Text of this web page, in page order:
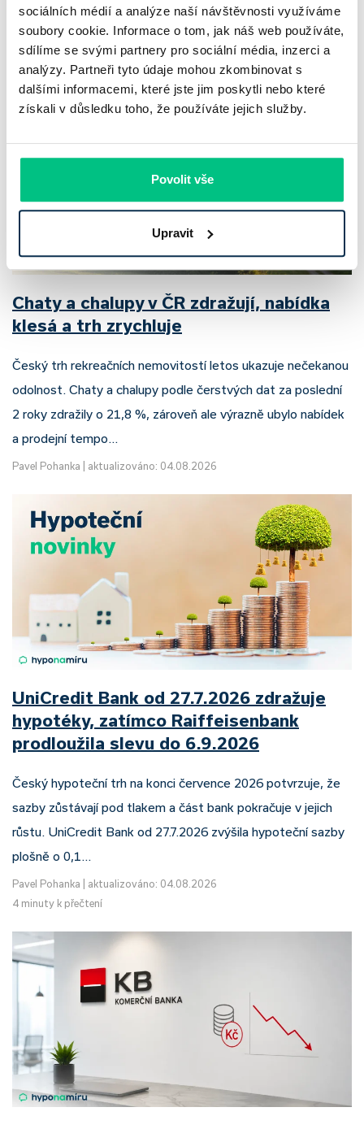
sociálních médií a analýze naší návštěvnosti využíváme
soubory cookie. Informace o tom, jak náš web používáte,
sdílíme se svými partnery pro sociální média, inzerci a
analýzy. Partneři tyto údaje mohou zkombinovat s
dalšími informacemi, které jste jim poskytli nebo které
získali v důsledku toho, že používáte jejich služby.
Povolit vše
Upravit
Nepřehlédněte
Chaty a chalupy v ČR zdražují, nabídka
klesá a trh zrychluje
Český trh rekreačních nemovitostí letos ukazuje nečekanou
odolnost. Chaty a chalupy podle čerstvých dat za poslední
2 roky zdražily o 21,8 %, zároveň ale výrazně ubylo nabídek
a prodejní tempo…
Pavel Pohanka aktualizováno: 04.08.2026
UniCredit Bank od 27.7.2026 zdražuje
hypotéky, zatímco Raiffeisenbank
prodloužila slevu do 6.9.2026
Český hypoteční trh na konci července 2026 potvrzuje, že
sazby zůstávají pod tlakem a část bank pokračuje v jejich
růstu. UniCredit Bank od 27.7.2026 zvýšila hypoteční sazby
plošně o 0,1…
Pavel Pohanka
aktualizováno: 04.08.2026
4 minuty k přečtení